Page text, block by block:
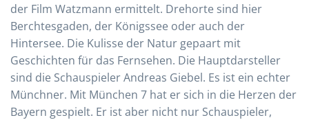
der Film Watzmann ermittelt. Drehorte sind hier
Berchtesgaden, der Königssee oder auch der
Hintersee. Die Kulisse der Natur gepaart mit
Geschichten für das Fernsehen. Die Hauptdarsteller
sind die Schauspieler Andreas Giebel. Es ist ein echter
Münchner. Mit München 7 hat er sich in die Herzen der
Bayern gespielt. Er ist aber nicht nur Schauspieler,